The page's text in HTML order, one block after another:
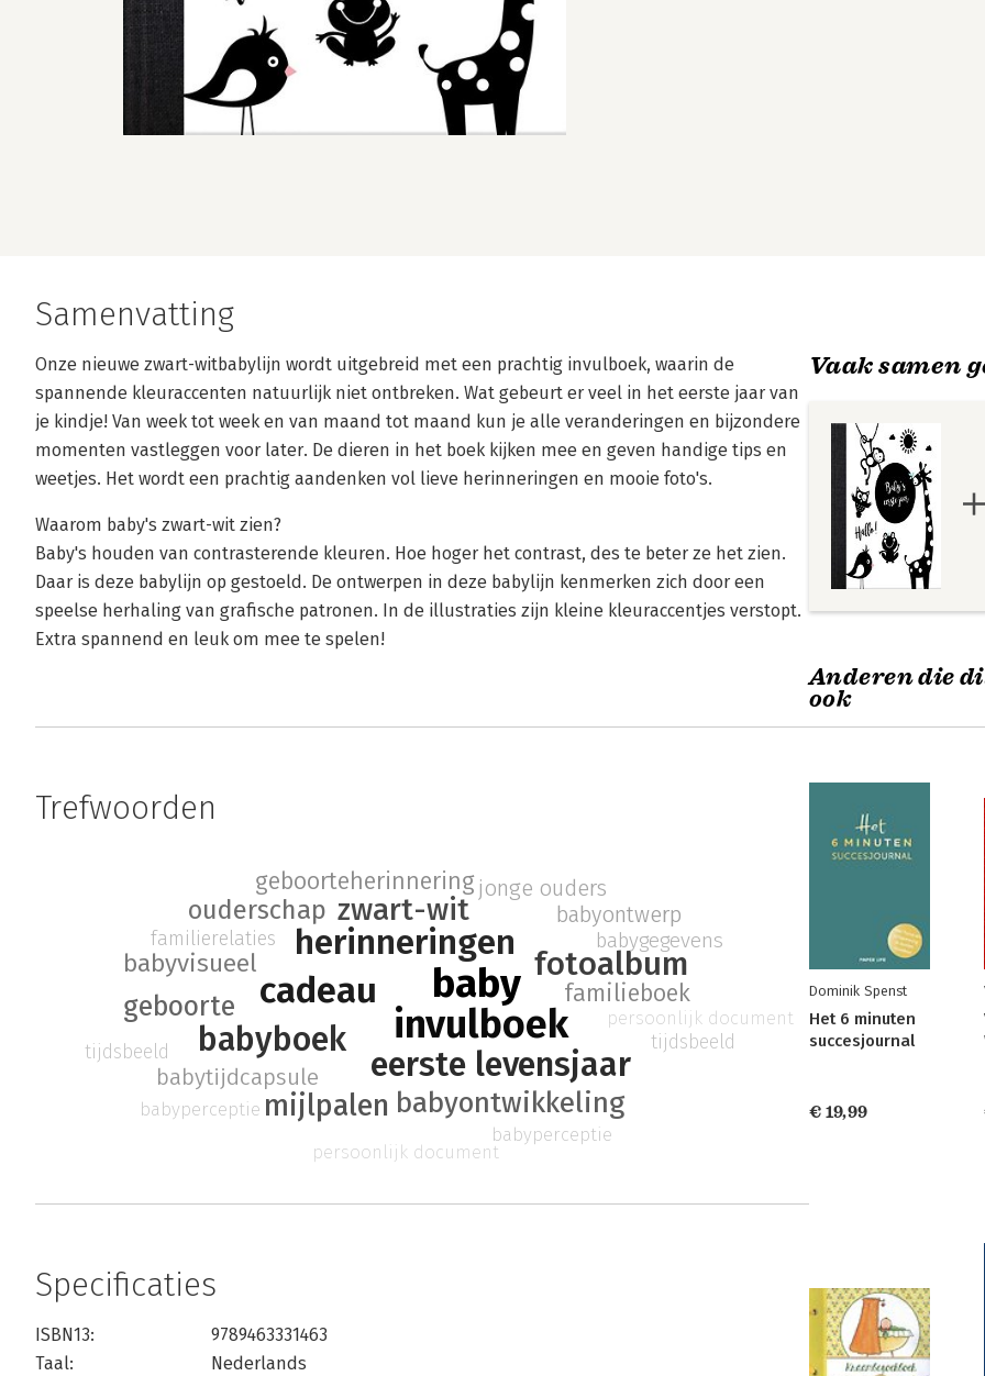
Samenvatting
Onze nieuwe zwart-witbabylijn wordt uitgebreid met een prachtig invulboek, waarin de
spannende kleuraccenten natuurlijk niet ontbreken. Wat gebeurt er veel in het eerste jaar van
je kindje! Van week tot week en van maand tot maand kun je alle veranderingen en bijzondere
momenten vastleggen voor later. De dieren in het boek kijken mee en geven handige tips en
weetjes. Het wordt een prachtig aandenken vol lieve herinneringen en mooie foto's.
Waarom baby's zwart-wit zien?
Baby's houden van contrasterende kleuren. Hoe hoger het contrast, des te beter ze het zien.
Daar is deze babylijn op gestoeld. De ontwerpen in deze babylijn kenmerken zich door een
speelse herhaling van grafische patronen. In de illustraties zijn kleine kleuraccentjes verstopt.
Extra spannend en leuk om mee te spelen!
Trefwoorden
baby
invulboek
herinneringen
eerste levensjaar
cadeau
babyboek
zwart-wit
fotoalbum
babyontwikkeling
mijlpalen
geboorte
babyvisueel
ouderschap
familieboek
babytijdcapsule
geboorteherinneringjonge ouders
babyontwerp
babygegevens
familierelaties
persoonlijk document
babyperceptie
tijdsbeeld
persoonlijk document
babyperceptie
tijdsbeeld
Specificaties
ISBN13:
9789463331463
Taal:
Nederlands
Vaak samen
Anderen die
ook
Dominik Spenst
Het 6 minuten
succesjournal
€ 19,99